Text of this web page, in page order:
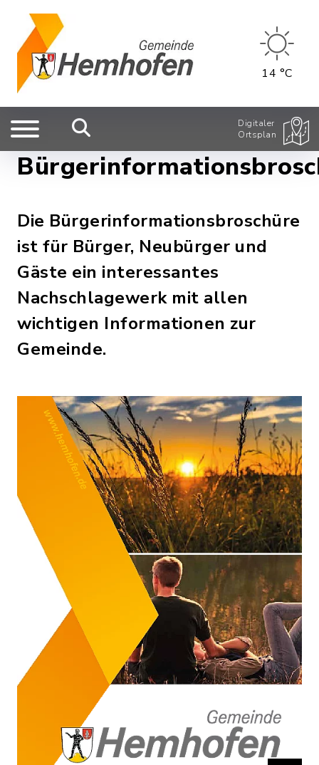
14 °C
Digitaler
Ortsplan
Die Bürgerinformationsbroschüre
ist für Bürger, Neubürger und
Gäste ein interessantes
Nachschlagewerk mit allen
wichtigen Informationen zur
Gemeinde.